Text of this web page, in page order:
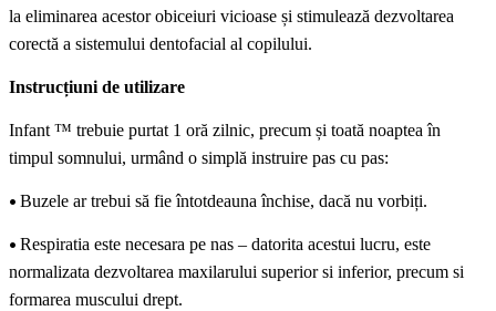
la eliminarea acestor obiceiuri vicioase și stimulează dezvoltarea
corectă a sistemului dentofacial al copilului.
Instrucțiuni de utilizare
Infant ™ trebuie purtat 1 oră zilnic, precum și toată noaptea în
timpul somnului, urmând o simplă instruire pas cu pas:
• Buzele ar trebui să fie întotdeauna închise, dacă nu vorbiți.
• Respiratia este necesara pe nas – datorita acestui lucru, este
normalizata dezvoltarea maxilarului superior si inferior, precum si
formarea muscului drept.